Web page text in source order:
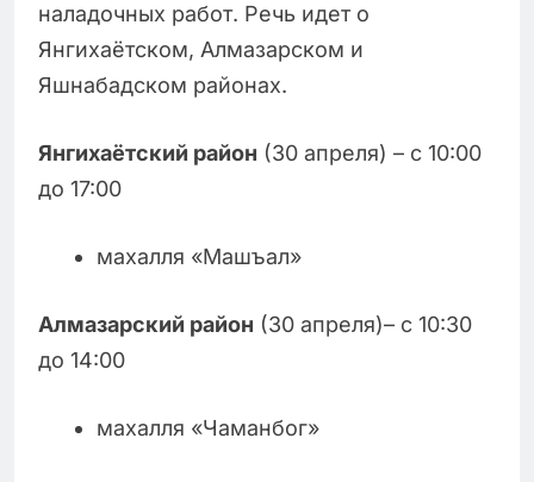
наладочных работ. Речь идет о
Янгихаётском, Алмазарском и
Яшнабадском районах.
Янгихаётский район (30 апреля) – с 10:00
до 17:00
махалля «Машъал»
Алмазарский район (30 апреля)– с 10:30
до 14:00
махалля «Чаманбог»